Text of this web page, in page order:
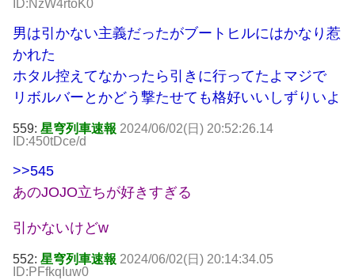
ID:NzW4rtoK0
男は引かない主義だったがブートヒルにはかなり惹
かれた
ホタル控えてなかったら引きに行ってたよマジで
リボルバーとかどう撃たせても格好いいしずりいよ
559: 星穹列車速報 2024/06/02(日) 20:52:26.14
ID:450tDce/d
>>545
あのJOJO立ちが好きすぎる
引かないけどw
552: 星穹列車速報 2024/06/02(日) 20:14:34.05
ID:PFfkqIuw0